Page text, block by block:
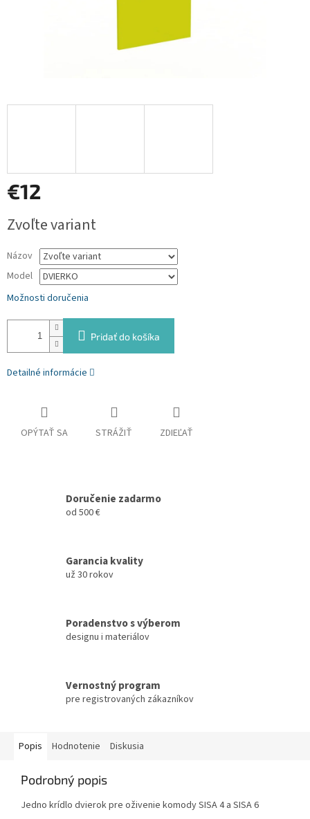
€12
cena:
Zvoľte variant
Názov
Model
Možnosti doručenia
Pridať do košíka
Detailné informácie
OPÝTAŤ SA STRÁŽIŤ ZDIEĽAŤ
Doručenie zadarmo
od 500 €
Garancia kvality
už 30 rokov
Poradenstvo s výberom
designu i materiálov
Vernostný program
pre registrovaných zákazníkov
Popis Hodnotenie Diskusia
Podrobný popis
Jedno krídlo dvierok pre oživenie komody SISA 4 a SISA 6